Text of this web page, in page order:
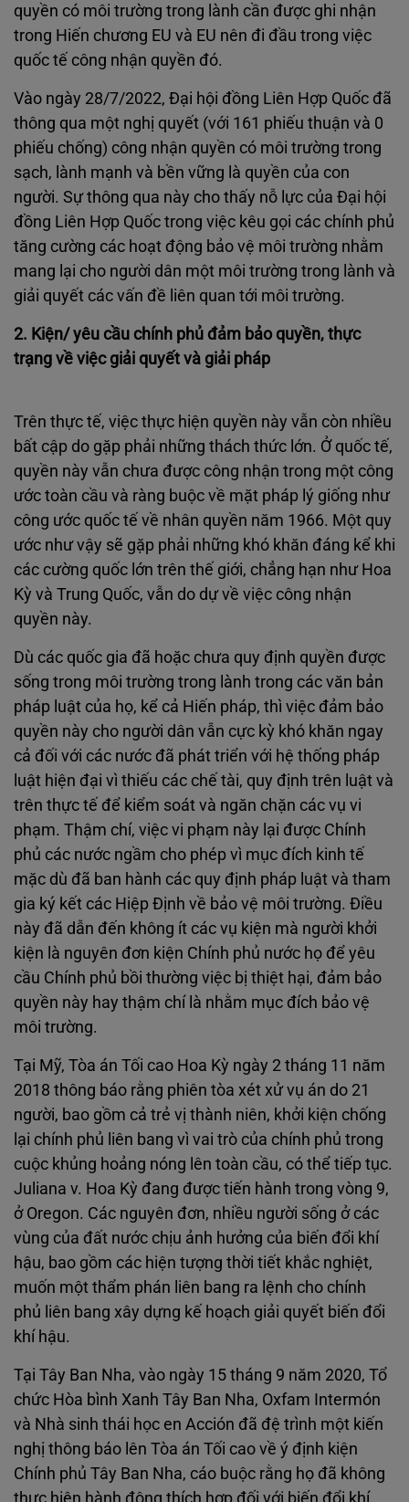
quyền có môi trường trong lành cần được ghi nhận
trong Hiến chương EU và EU nên đi đầu trong việc
quốc tế công nhận quyền đó.
Vào ngày 28/7/2022, Đại hội đồng Liên Hợp Quốc đã
thông qua một nghị quyết (với 161 phiếu thuận và 0
phiếu chống) công nhận quyền có môi trường trong
sạch, lành mạnh và bền vững là quyền của con
người. Sự thông qua này cho thấy nỗ lực của Đại hội
đồng Liên Hợp Quốc trong việc kêu gọi các chính phủ
tăng cường các hoạt động bảo vệ môi trường nhằm
mang lại cho người dân một môi trường trong lành và
giải quyết các vấn đề liên quan tới môi trường.
2. Kiện/ yêu cầu chính phủ đảm bảo quyền, thực
trạng về việc giải quyết và giải pháp
Trên thực tế, việc thực hiện quyền này vẫn còn nhiều
bất cập do gặp phải những thách thức lớn. Ở quốc tế,
quyền này vẫn chưa được công nhận trong một công
ước toàn cầu và ràng buộc về mặt pháp lý giống như
công ước quốc tế về nhân quyền năm 1966. Một quy
ước như vậy sẽ gặp phải những khó khăn đáng kể khi
các cường quốc lớn trên thế giới, chẳng hạn như Hoa
Kỳ và Trung Quốc, vẫn do dự về việc công nhận
quyền này.
Dù các quốc gia đã hoặc chưa quy định quyền được
sống trong môi trường trong lành trong các văn bản
pháp luật của họ, kể cả Hiến pháp, thì việc đảm bảo
quyền này cho người dân vẫn cực kỳ khó khăn ngay
cả đối với các nước đã phát triển với hệ thống pháp
luật hiện đại vì thiếu các chế tài, quy định trên luật và
trên thực tế để kiểm soát và ngăn chặn các vụ vi
phạm. Thậm chí, việc vi phạm này lại được Chính
phủ các nước ngầm cho phép vì mục đích kinh tế
mặc dù đã ban hành các quy định pháp luật và tham
gia ký kết các Hiệp Định về bảo vệ môi trường. Điều
này đã dẫn đến không ít các vụ kiện mà người khởi
kiện là nguyên đơn kiện Chính phủ nước họ để yêu
cầu Chính phủ bồi thường việc bị thiệt hại, đảm bảo
quyền này hay thậm chí là nhằm mục đích bảo vệ
môi trường.
Tại Mỹ, Tòa án Tối cao Hoa Kỳ ngày 2 tháng 11 năm
2018 thông báo rằng phiên tòa xét xử vụ án do 21
người, bao gồm cả trẻ vị thành niên, khởi kiện chống
lại chính phủ liên bang vì vai trò của chính phủ trong
cuộc khủng hoảng nóng lên toàn cầu, có thể tiếp tục.
Juliana v. Hoa Kỳ đang được tiến hành trong vòng 9,
ở Oregon. Các nguyên đơn, nhiều người sống ở các
vùng của đất nước chịu ảnh hưởng của biến đổi khí
hậu, bao gồm các hiện tượng thời tiết khắc nghiệt,
muốn một thẩm phán liên bang ra lệnh cho chính
phủ liên bang xây dựng kế hoạch giải quyết biến đổi
khí hậu.
Tại Tây Ban Nha, vào ngày 15 tháng 9 năm 2020, Tổ
chức Hòa bình Xanh Tây Ban Nha, Oxfam Intermón
và Nhà sinh thái học en Acción đã đệ trình một kiến
nghị thông báo lên Tòa án Tối cao về ý định kiện
Chính phủ Tây Ban Nha, cáo buộc rằng họ đã không
thực hiện hành động thích hợp đối với biến đổi khí